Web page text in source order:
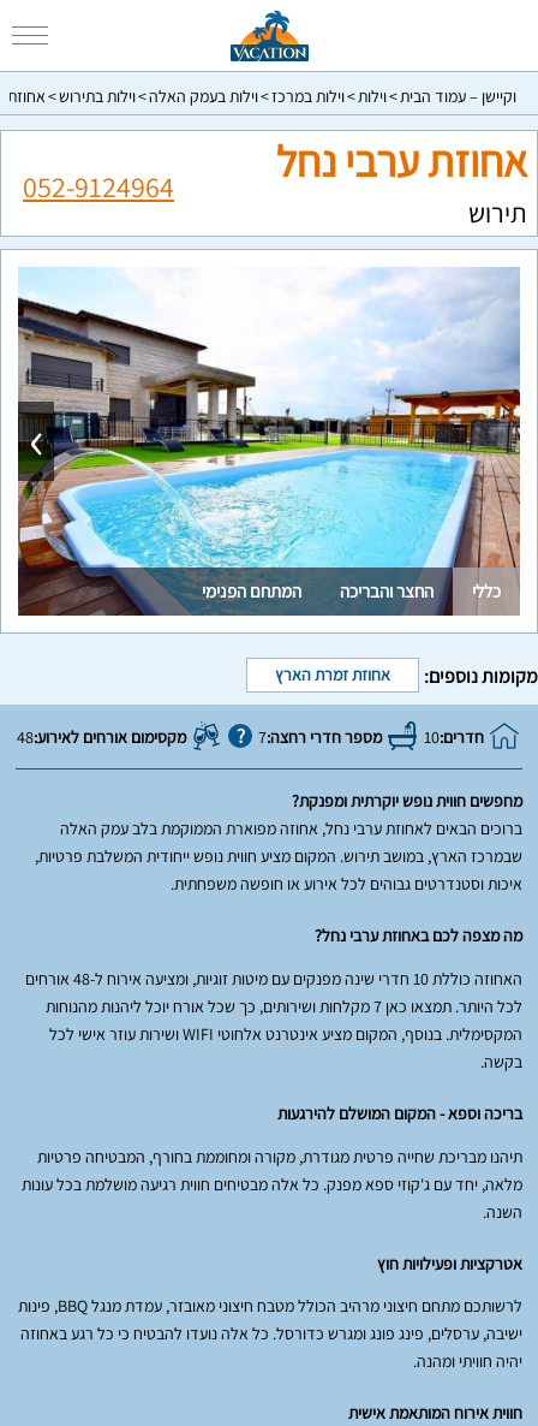
וקיישן – עמוד הבית וילות וילות במרכז וילות בעמק האלה וילות בתירוש אחוזת
אחוזת ערבי נחל
תירוש
052-9124964
›
כללי החצר והבריכה המתחם הפנימי
מקומות נוספים: אחוזת זמרת הארץ
חדרים:10 מספר חדרי רחצה:7 מקסימום אורחים לאירוע:48
מחפשים חווית נופש יוקרתית ומפנקת?
ברוכים הבאים לאחוזת ערבי נחל, אחוזה מפוארת הממוקמת בלב עמק האלה
שבמרכז הארץ, במושב תירוש. המקום מציע חווית נופש ייחודית המשלבת פרטיות,
איכות וסטנדרטים גבוהים לכל אירוע או חופשה משפחתית.
מה מצפה לכם באחוזת ערבי נחל?
האחוזה כוללת 10 חדרי שינה מפנקים עם מיטות זוגיות, ומציעה אירוח ל-48 אורחים
לכל היותר. תמצאו כאן 7 מקלחות ושירותים, כך שכל אורח יוכל ליהנות מהנוחות
המקסימלית. בנוסף, המקום מציע אינטרנט אלחוטי WIFI ושירות עוזר אישי לכל
בקשה.
בריכה וספא - המקום המושלם להירגעות
תיהנו מבריכת שחייה פרטית מגודרת, מקורה ומחוממת בחורף, המבטיחה פרטיות
מלאה, יחד עם ג'קוזי ספא מפנק. כל אלה מבטיחים חווית רגיעה מושלמת בכל עונות
השנה.
אטרקציות ופעילויות חוץ
לרשותכם מתחם חיצוני מרהיב הכולל מטבח חיצוני מאובזר, עמדת מנגל BBQ, פינות
ישיבה, ערסלים, פינג פונג ומגרש כדורסל. כל אלה נועדו להבטיח כי כל רגע באחוזה
יהיה חוויתי ומהנה.
חווית אירוח המותאמת אישית